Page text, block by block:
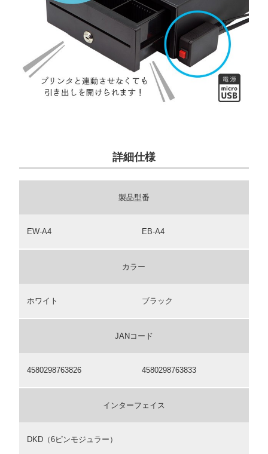
詳細仕様
製品型番
EW-A4 EB-A4
カラー
ホワイト ブラック
JANコード
4580298763826 4580298763833
インターフェイス
DKD（6ピンモジュラー）